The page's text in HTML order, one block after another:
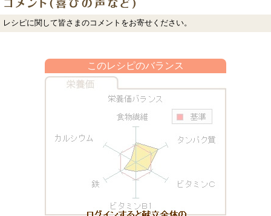
レシピに関して皆さまのコメントをお寄せください。
このレシピのバランス